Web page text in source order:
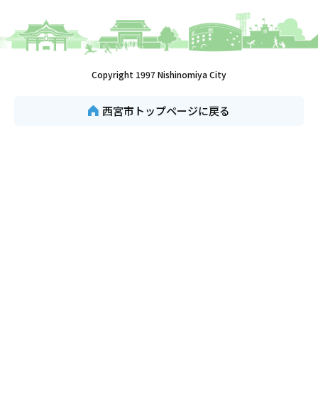
Copyright 1997 Nishinomiya City
西宮市トップページに戻る